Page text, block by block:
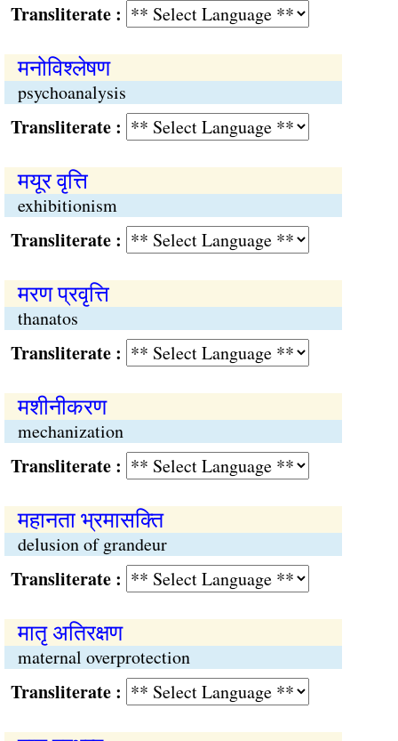
:
मनोविश्लेषण
psychoanalysis
:
मयूर वृत्ति
exhibitionism
:
मरण प्रवृत्ति
thanatos
:
मशीनीकरण
mechanization
:
महानता भ्रमासक्ति
delusion of grandeur
:
मातृ अतिरक्षण
maternal overprotection
: